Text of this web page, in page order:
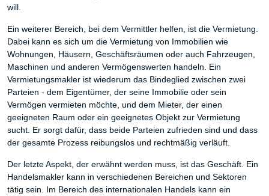
will.
Ein weiterer Bereich, bei dem Vermittler helfen, ist die Vermietung.
Dabei kann es sich um die Vermietung von Immobilien wie
Wohnungen, Häusern, Geschäftsräumen oder auch Fahrzeugen,
Maschinen und anderen Vermögenswerten handeln. Ein
Vermietungsmakler ist wiederum das Bindeglied zwischen zwei
Parteien - dem Eigentümer, der seine Immobilie oder sein
Vermögen vermieten möchte, und dem Mieter, der einen
geeigneten Raum oder ein geeignetes Objekt zur Vermietung
sucht. Er sorgt dafür, dass beide Parteien zufrieden sind und dass
der gesamte Prozess reibungslos und rechtmäßig verläuft.
Der letzte Aspekt, der erwähnt werden muss, ist das Geschäft. Ein
Handelsmakler kann in verschiedenen Bereichen und Sektoren
tätig sein. Im Bereich des internationalen Handels kann ein